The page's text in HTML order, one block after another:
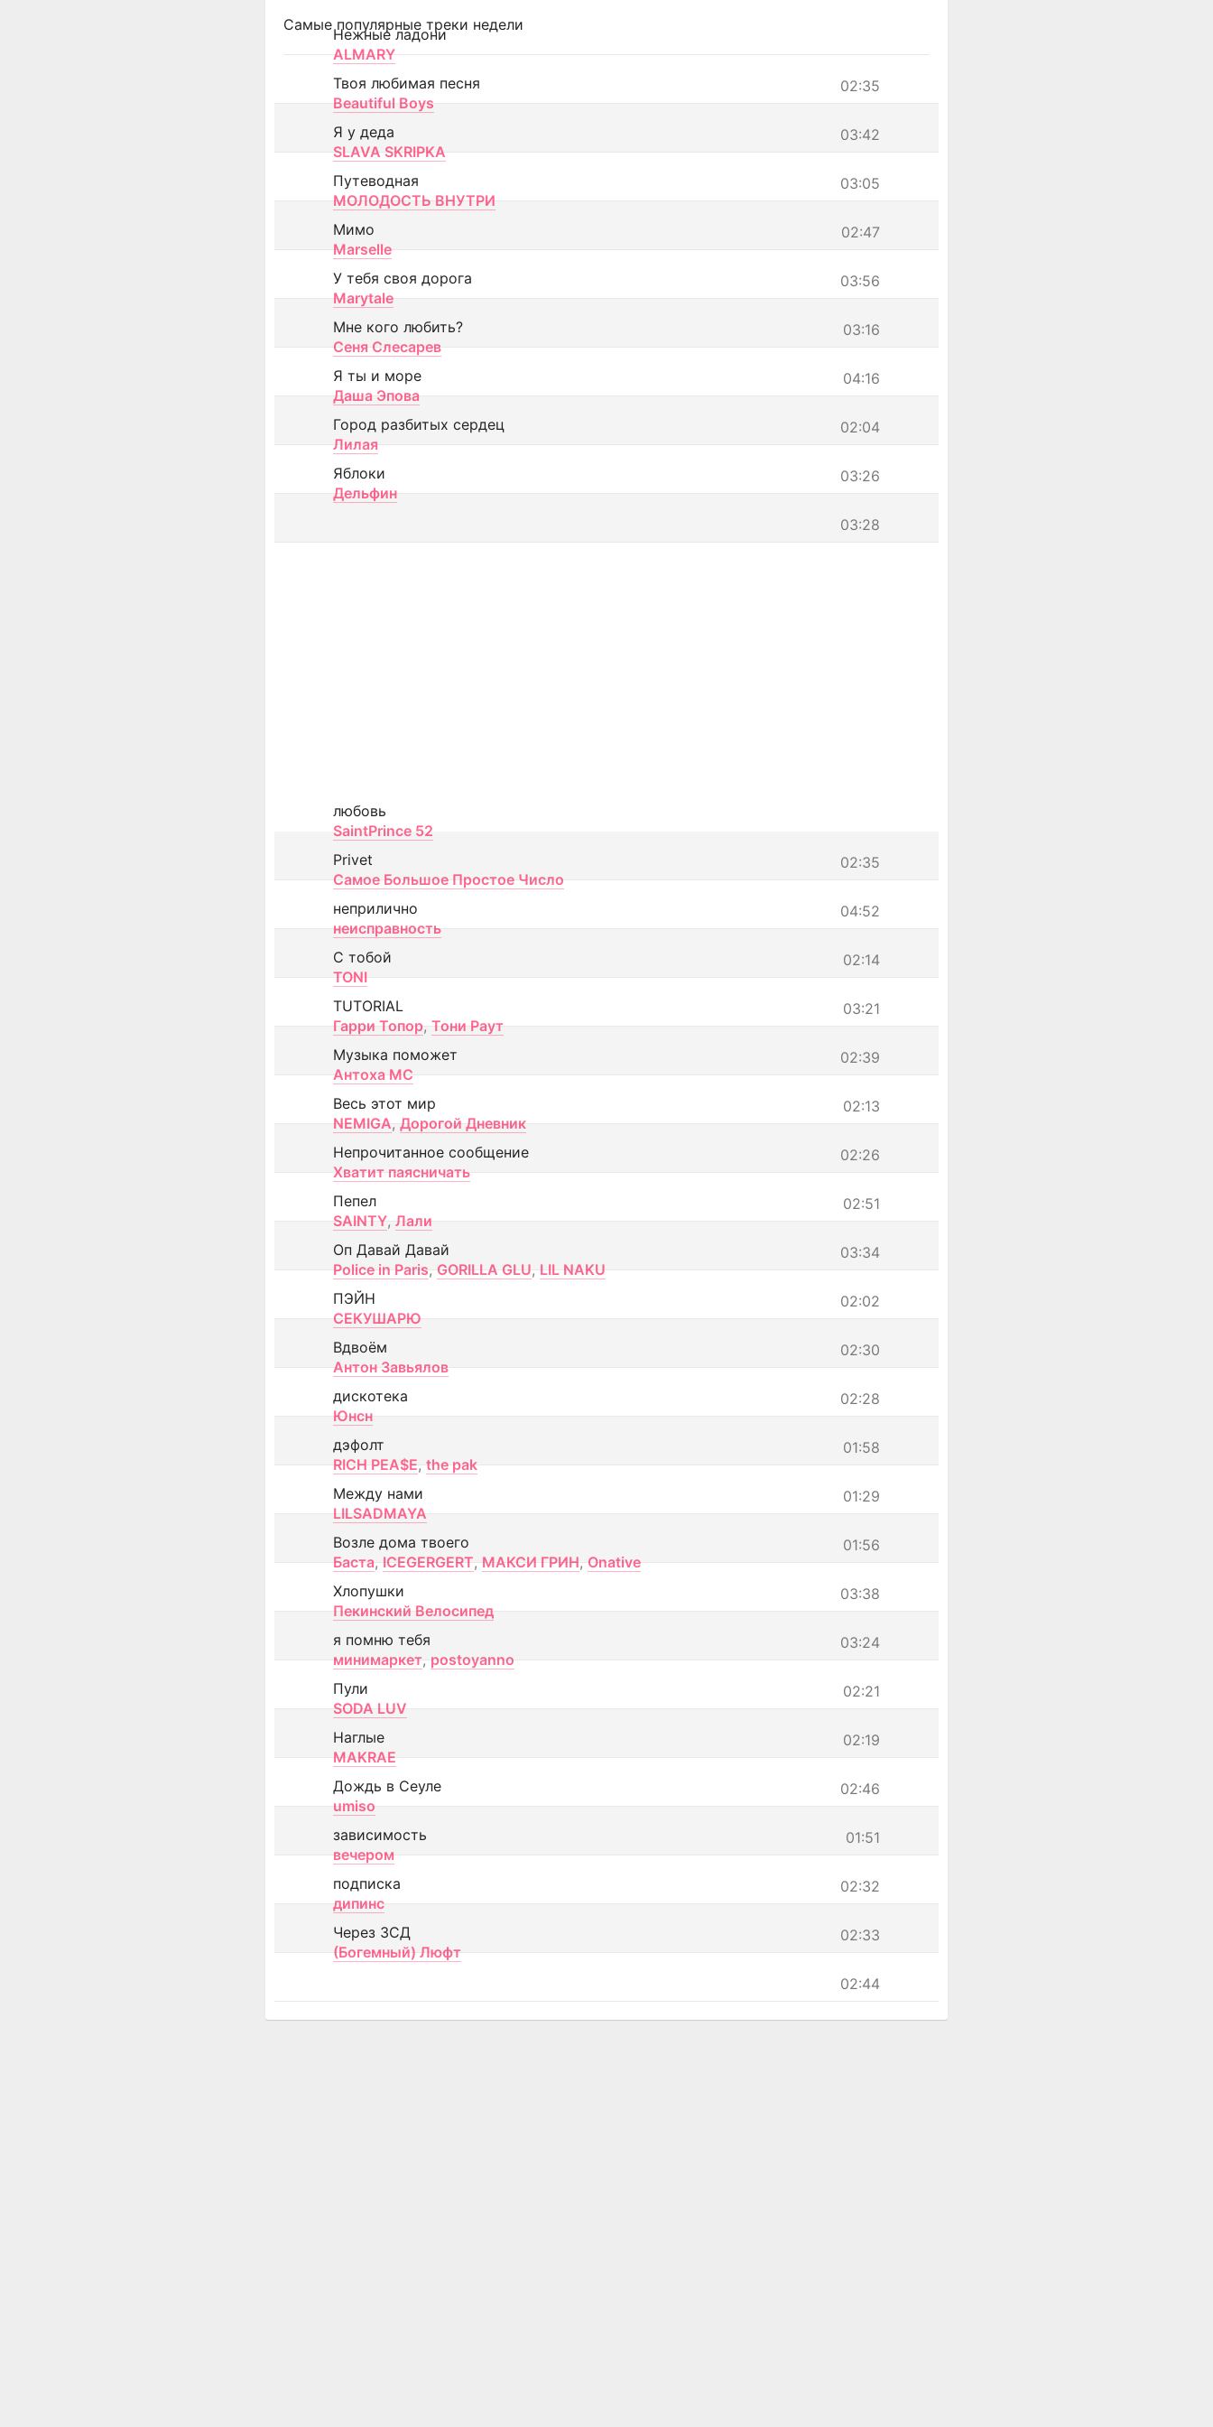
Самые популярные треки недели
Нежные ладони
ALMARY
02:35
Твоя любимая песня
Beautiful Boys
03:42
Я у деда
SLAVA SKRIPKA
03:05
Путеводная
МОЛОДОСТЬ ВНУТРИ
02:47
Мимо
Marselle
03:56
У тебя своя дорога
Marytale
03:16
Мне кого любить?
Сеня Слесарев
04:16
Я ты и море
Даша Эпова
02:04
Город разбитых сердец
Лилая
03:26
Яблоки
Дельфин
03:28
любовь
SaintPrince 52
02:35
Privet
Самое Большое Простое Число
04:52
неприлично
неисправность
02:14
С тобой
TONI
03:21
TUTORIAL
Гарри Топор, Тони Раут
02:39
Музыка поможет
Антоха МС
02:13
Весь этот мир
NEMIGA, Дорогой Дневник
02:26
Непрочитанное сообщение
Хватит паясничать
02:51
Пепел
SAINTY, Лали
03:34
Оп Давай Давай
Police in Paris, GORILLA GLU, LIL NAKU
02:02
ПЭЙН
СЕКУШАРЮ
02:30
Вдвоём
Антон Завьялов
02:28
дискотека
Юнсн
01:58
дэфолт
RICH PEA$E, the pak
01:29
Между нами
LILSADMAYA
01:56
Возле дома твоего
Баста, ICEGERGERT, МАКСИ ГРИН, Onative
03:38
Хлопушки
Пекинский Велосипед
03:24
я помню тебя
минимаркет, postoyanno
02:21
Пули
SODA LUV
02:19
Наглые
MAKRAE
02:46
Дождь в Сеуле
umiso
01:51
зависимость
вечером
02:32
подписка
дипинс
02:33
Через ЗСД
(Богемный) Люфт
02:44